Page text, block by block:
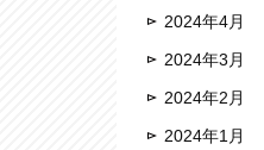
2024年4月
2024年3月
2024年2月
2024年1月